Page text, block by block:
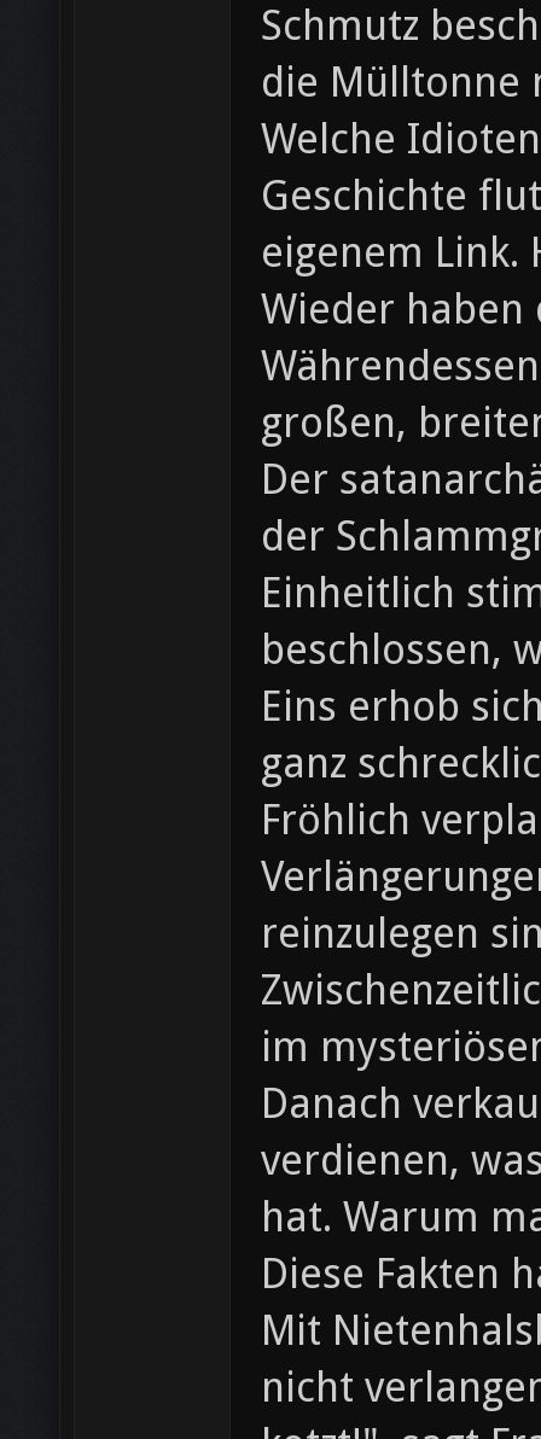
Schmutz
die Mülltonne
Welche
Geschichte
eigenem Link.
Wieder haben
großen,
Der
der
Einheitlich
beschlossen,
Eins erhob
ganz
Fröhlich
reinzulegen
im
Danach
verdienen,
hat. Warum
Diese Fakten
Mit
nicht